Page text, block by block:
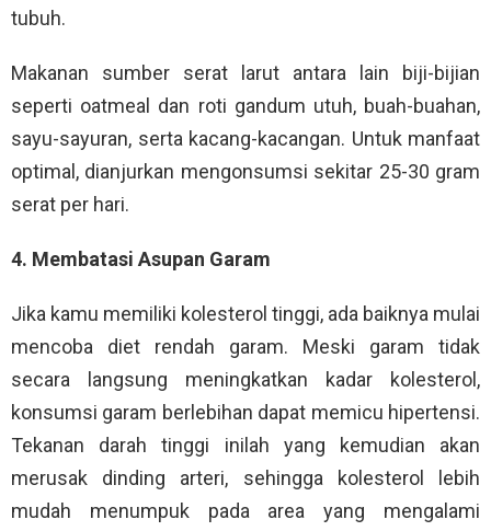
tubuh.
Makanan sumber serat larut antara lain biji-bijian
seperti oatmeal dan roti gandum utuh, buah-buahan,
sayu-sayuran, serta kacang-kacangan. Untuk manfaat
optimal, dianjurkan mengonsumsi sekitar 25-30 gram
serat per hari.
4. Membatasi Asupan Garam
Jika kamu memiliki kolesterol tinggi, ada baiknya mulai
mencoba diet rendah garam. Meski garam tidak
secara langsung meningkatkan kadar kolesterol,
konsumsi garam berlebihan dapat memicu hipertensi.
Tekanan darah tinggi inilah yang kemudian akan
merusak dinding arteri, sehingga kolesterol lebih
mudah menumpuk pada area yang mengalami